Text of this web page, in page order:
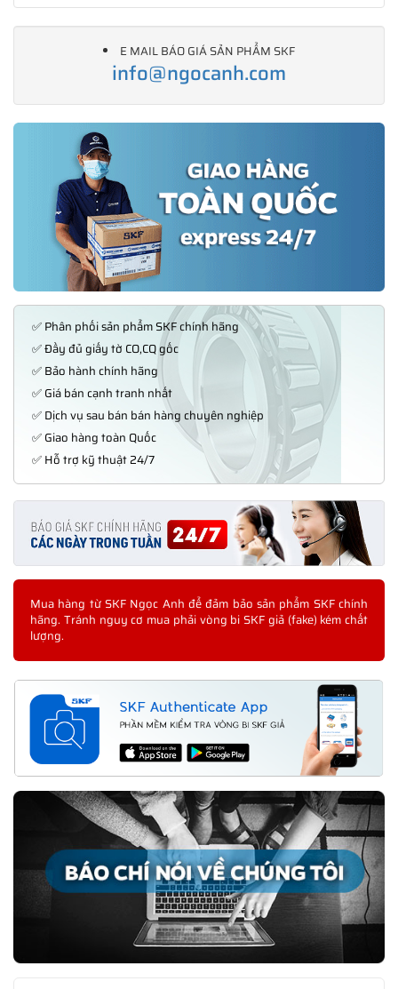
E MAIL BÁO GIÁ SẢN PHẨM SKF
info@ngocanh.com
✅ Phân phối sản phẩm SKF chính hãng
✅ Đầy đủ giấy tờ CO,CQ gốc
✅ Bảo hành chính hãng
✅ Giá bán cạnh tranh nhất
✅ Dịch vụ sau bán bán hàng chuyên nghiệp
✅ Giao hàng toàn Quốc
✅ Hỗ trợ kỹ thuật 24/7
Mua hàng từ SKF Ngọc Anh để đảm bảo sản phẩm SKF chính
hãng. Tránh nguy cơ mua phải vòng bi SKF giả (fake) kém chất
lượng.